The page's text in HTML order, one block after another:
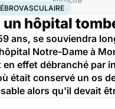
cérébrovasculaire
un hôpital
ans, se souviendra
Notre-Dame à
effet débranché par
était conservé un os
alors qu'il devait